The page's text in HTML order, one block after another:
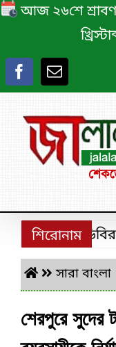
Skip
content
আজ ২৬শে
শিরোনাম
শ্রীমঙ্গলে
সারা বাংলা
শেরপুরে সুদের